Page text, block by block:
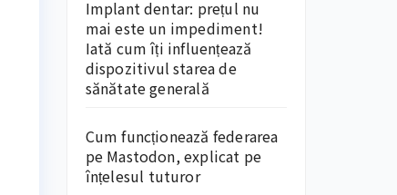
Implant dentar: prețul nu
mai este un impediment!
Iată cum îți influențează
dispozitivul starea de
sănătate generală
Cum funcționează federarea
pe Mastodon, explicat pe
înțelesul tuturor